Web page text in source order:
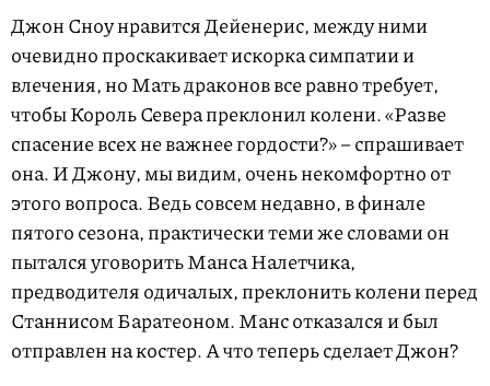
Джон Сноу нравится Дейенерис, между ними
очевидно проскакивает искорка симпатии и
влечения, но Мать драконов все равно требует,
чтобы Король Севера преклонил колени. «Разве
спасение всех не важнее гордости?» – спрашивает
она. И Джону, мы видим, очень некомфортно от
этого вопроса. Ведь совсем недавно, в финале
пятого сезона, практически теми же словами он
пытался уговорить Манса Налетчика,
предводителя одичалых, преклонить колени перед
Станнисом Баратеоном. Манс отказался и был
отправлен на костер. А что теперь сделает Джон?